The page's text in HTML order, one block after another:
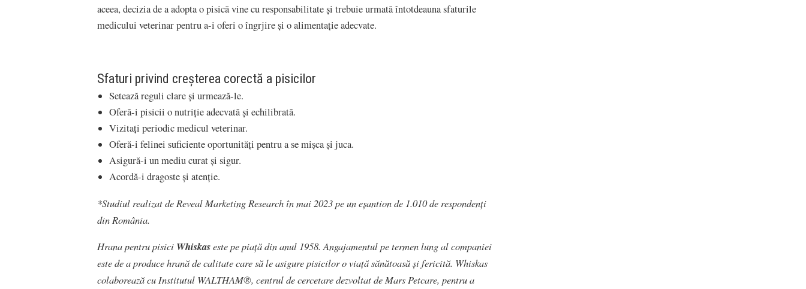
aceea, decizia de a adopta o pisică vine cu responsabilitate și trebuie urmată întotdeauna sfaturile
medicului veterinar pentru a-i oferi o îngrjire și o alimentație adecvate.
Sfaturi privind creșterea corectă a pisicilor
Setează reguli clare și urmează-le.
Oferă-i pisicii o nutriție adecvată și echilibrată.
Vizitați periodic medicul veterinar.
Oferă-i felinei suficiente oportunități pentru a se mișca și juca.
Asigură-i un mediu curat și sigur.
Acordă-i dragoste și atenție.
*Studiul realizat de Reveal Marketing Research în mai 2023 pe un eșantion de 1.010 de respondenți
din România.
Hrana pentru pisici Whiskaseste pe piață din anul 1958. Angajamentul pe termen lung al companiei
este de a produce hrană de calitate care să le asigure pisicilor o viață sănătoasă și fericită. Whiskas
colaborează cu Institutul WALTHAM®, centrul de cercetare dezvoltat de Mars Petcare, pentru a